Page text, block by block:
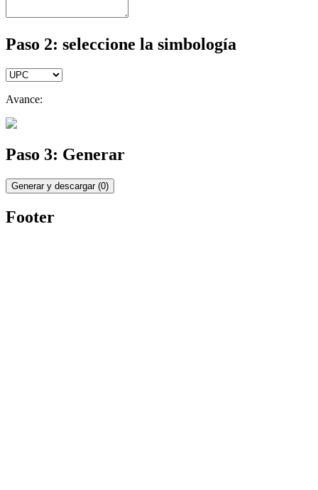
Paso 2: seleccione la simbología
Avance:
Paso 3: Generar
Generar y descargar(0)
Footer